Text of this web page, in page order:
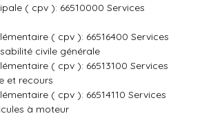
( cpv ): 66510000 Services
( cpv ): 66516400 Services
civile générale
( cpv ): 66513100 Services
et recours
( cpv ): 66514110 Services
à moteur